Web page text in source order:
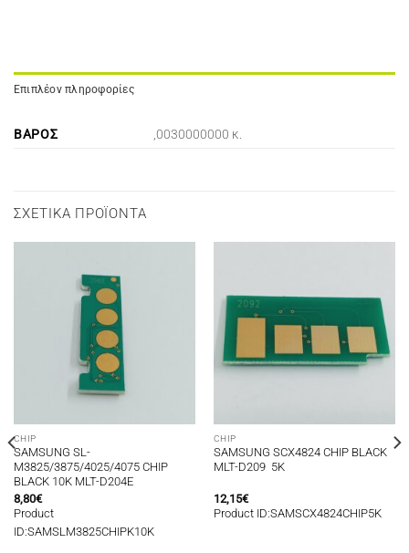
Επιπλέον πληροφορίες
ΒΆΡΟΣ ,0030000000 κ.
ΣΧΕΤΙΚΆ ΠΡΟΪΌΝΤΑ
CHIP
SAMSUNG SL-
M3825/3875/4025/4075 CHIP
BLACK 10K MLT-D204E
8,80€
Product
ID:SAMSLM3825CHIPK10K
CHIP
SAMSUNG SCX4824 CHIP BLACK
MLT-D209 5K
12,15€
Product ID:SAMSCX4824CHIP5K